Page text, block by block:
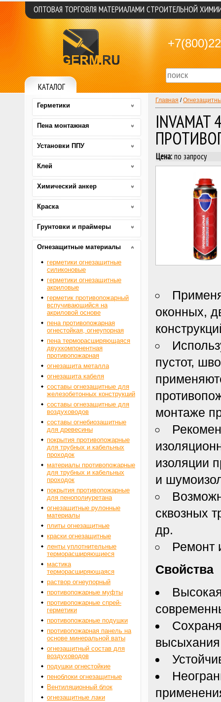
Главная /
Цена:по запросу
оконных,
пустот,
монтаже
изоляции
и
сквозных
др.
Ремонт
Свойства
Герметики
Пена монтажная
Установки ППУ
Клей
Химический анкер
Краска
Грунтовки и праймеры
Огнезащитные материалы
герметики огнезащитные
силиконовые
герметики огнезащитные
акриловые
герметик противопожарный
вспучивающийся на
акриловой основе
пена противопожарная
огнестойкая, огнеупорная
пена терморасширяющаяся
двухкомпонентная
противопожарная
огнезащита металла
огнезащита кабеля
составы огнезащитные для
железобетонных конструкций
составы огнезащитные для
воздуховодов
составы огнебиозащитные
для древесины
покрытия противопожарные
для трубных и кабельных
проходок
материалы противопожарные
для трубных и кабельных
проходок
покрытия противопожарные
для пенополиуретана
огнезащитные рулонные
материалы
плиты огнезащитные
краски огнезащитные
ленты уплотнительные
терморасширяющиеся
мастика
терморасширяющаяся
раствор огнеупорный
противопожарные муфты
противопожарные спрей-
герметики
противопожарные подушки
противопожарная панель на
основе минеральной ваты
огнезащитный состав для
воздуховодов
подушки огнестойкие
пеноблоки огнезащитные
Вентиляционный блок
огнезащитные лаки
ОПТОВАЯ ТОРГОВЛЯ МАТЕРИАЛАМИ СТРОИТЕЛЬНОЙ
КАТАЛОГ